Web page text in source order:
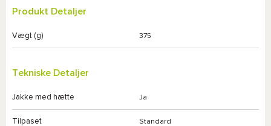
Produkt Detaljer
Vægt (g) 375
Tekniske Detaljer
Jakke med hætte Ja
Tilpaset Standard